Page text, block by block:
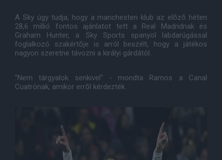
A Sky úgy tudja, hogy a manchesteri klub az elõzõ héten
28,6 millió fontos ajánlatot tett a Real Madridnak és
Graham Hunter, a Sky Sports spanyol labdarúgással
foglalkozó szakértõje is arról beszélt, hogy a játékos
nagyon szeretne távozni a királyi gárdától.
"Nem tárgyalok senkivel" - mondta Ramos a Canal
Cuatrónak, amikor errõl kérdezték.